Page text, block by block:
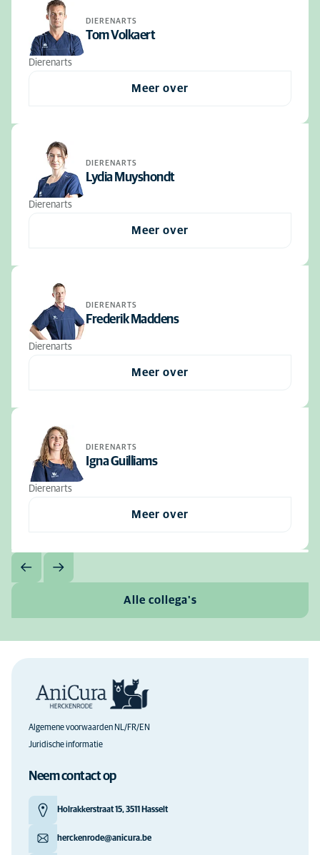
DIERENARTS
Tom Volkaert
Dierenarts
Meer over
DIERENARTS
Lydia Muyshondt
Dierenarts
Meer over
DIERENARTS
Frederik Maddens
Dierenarts
Meer over
DIERENARTS
Igna Guilliams
Dierenarts
Meer over
Alle collega's
Algemene voorwaarden NL/FR/EN
Juridische informatie
Neem contact op
Holrakkerstraat 15, 3511 Hasselt
herckenrode@anicura.be